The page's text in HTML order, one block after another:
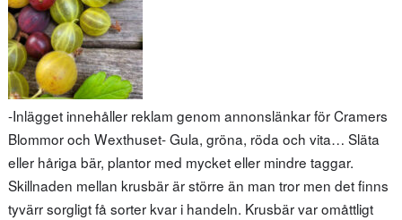
-Inlägget innehåller reklam genom annonslänkar för Cramers
Blommor och Wexthuset- Gula, gröna, röda och vita… Släta
eller håriga bär, plantor med mycket eller mindre taggar.
Skillnaden mellan krusbär är större än man tror men det finns
tyvärr sorgligt få sorter kvar i handeln. Krusbär var omåttligt